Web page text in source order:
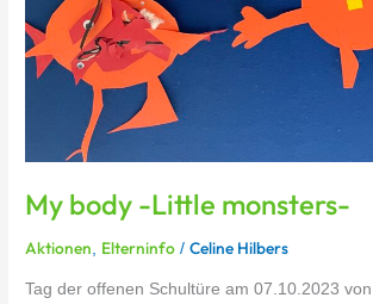
My body -Little monsters-
Aktionen, Elterninfo /Celine Hilbers
Tag der offenen Schultüre am 07.10.2023